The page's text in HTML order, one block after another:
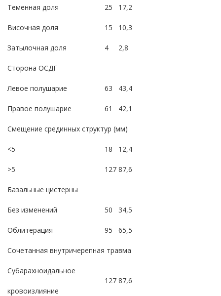
Теменная доля 25 17,2
Височная доля 15 10,3
Затылочная доля 4 2,8
Сторона ОСДГ
Левое полушарие 63 43,4
Правое полушарие 61 42,1
Смещение срединных структур (мм)
<5 18 12,4
>5 127 87,6
Базальные цистерны
Без изменений 50 34,5
Облитерация 95 65,5
Сочетанная внутричерепная травма
Субарахноидальное
кровоизлияние
127 87,6